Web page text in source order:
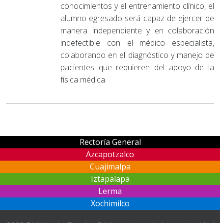
conocimientos y el entrenamiento clínico, el
alumno egresado será capaz de ejercer de
manera independiente y en colaboración
indefectible con el médico especialista,
colaborando en el diagnóstico y manejo de
pacientes que requieren del apoyo de la
física médica.
Rectoría General
Azcapotzalco
Cuajimalpa
Iztapalapa
Lerma
Xochimilco